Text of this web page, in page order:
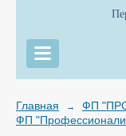
Главная → ФП
ФП